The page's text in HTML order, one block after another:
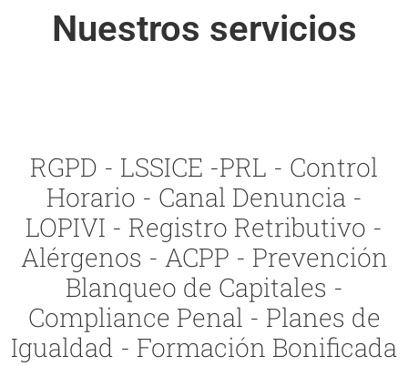
Nuestros servicios
RGPD - LSSICE -PRL - Control
Horario - Canal Denuncia -
LOPIVI - Registro Retributivo -
Alérgenos - ACPP - Prevención
Blanqueo de Capitales -
Compliance Penal - Planes de
Igualdad - Formación Bonificada